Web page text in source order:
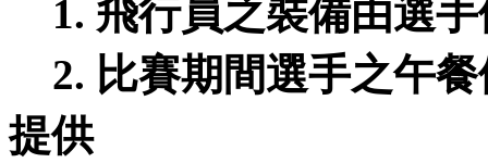
1.
2. 比賽期間選手之午
提供